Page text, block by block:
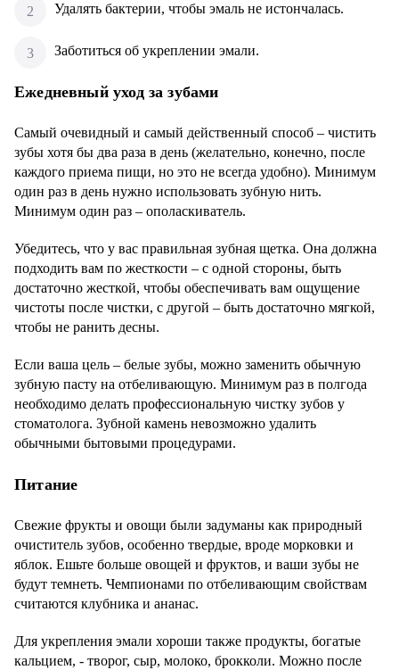
Удалять бактерии, чтобы эмаль не истончалась.
Заботиться об укреплении эмали.
Ежедневный уход за зубами
Самый очевидный и самый действенный способ – чистить
зубы хотя бы два раза в день (желательно, конечно, после
каждого приема пищи, но это не всегда удобно). Минимум
один раз в день нужно использовать зубную нить.
Минимум один раз – ополаскиватель.
Убедитесь, что у вас правильная зубная щетка. Она должна
подходить вам по жесткости – с одной стороны, быть
достаточно жесткой, чтобы обеспечивать вам ощущение
чистоты после чистки, с другой – быть достаточно мягкой,
чтобы не ранить десны.
Если ваша цель – белые зубы, можно заменить обычную
зубную пасту на отбеливающую. Минимум раз в полгода
необходимо делать профессиональную чистку зубов у
стоматолога. Зубной камень невозможно удалить
обычными бытовыми процедурами.
Питание
Свежие фрукты и овощи были задуманы как природный
очиститель зубов, особенно твердые, вроде морковки и
яблок. Ешьте больше овощей и фруктов, и ваши зубы не
будут темнеть. Чемпионами по отбеливающим свойствам
считаются клубника и ананас.
Для укрепления эмали хороши также продукты, богатые
кальцием, - творог, сыр, молоко, брокколи. Можно после